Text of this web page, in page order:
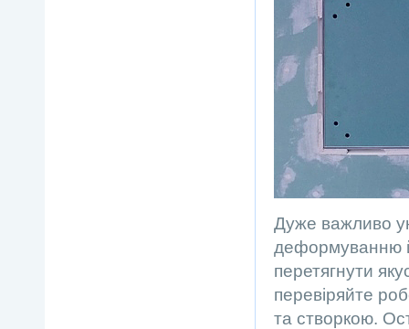
Дуже важливо
деформуванню
перетягнути
перевіряйте
та створкою.